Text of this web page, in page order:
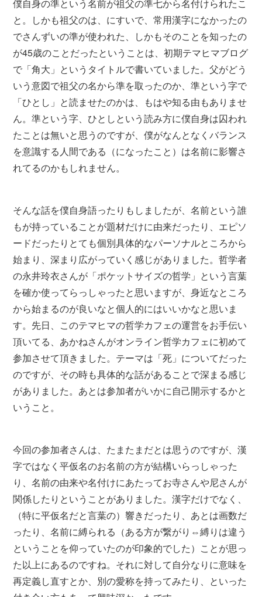
僕自身の準という名前が祖父の準七から名付けられたこ
と。しかも祖父のは、にすいで、常用漢字になかったの
でさんずいの準が使われた、しかもそのことを知ったの
が45歳のことだったということは、初期テマヒマブログ
で「角大」というタイトルで書いていました。父がどう
いう意図で祖父の名から準を取ったのか、準という字で
「ひとし」と読ませたのかは、もはや知る由もありませ
ん。準という字、ひとしという読み方に僕自身は囚われ
たことは無いと思うのですが、僕がなんとなくバランス
を意識する人間である（になったこと）は名前に影響さ
れてるのかもしれません。
そんな話を僕自身語ったりもしましたが、名前という誰
もが持っていることが題材だけに由来だったり、エピソ
ードだったりとても個別具体的なパーソナルところから
始まり、深まり広がっていく感じがありました。哲学者
の永井玲衣さんが「ポケットサイズの哲学」という言葉
を確か使ってらっしゃったと思いますが、身近なところ
から始まるのが良いなと個人的にはいいかなと思いま
す。先日、このテマヒマの哲学カフェの運営をお手伝い
頂いてる、あかねさんがオンライン哲学カフェに初めて
参加させて頂きました。テーマは「死」についてだった
のですが、その時も具体的な話があることで深まる感じ
がありました。あとは参加者がいかに自己開示するかと
いうこと。
今回の参加者さんは、たまたまだとは思うのですが、漢
字ではなく平仮名のお名前の方が結構いらっしゃった
り、名前の由来や名付けにあたってお寺さんや尼さんが
関係したりということがありました。漢字だけでなく、
（特に平仮名だと言葉の）響きだったり、あとは画数だ
ったり、名前に縛られる（ある方が繋がり⇔縛りは違う
ということを仰っていたのが印象的でした）ことが思っ
た以上にあるのですね。それに対して自分なりに意味を
再定義し直すとか、別の愛称を持ってみたり、といった